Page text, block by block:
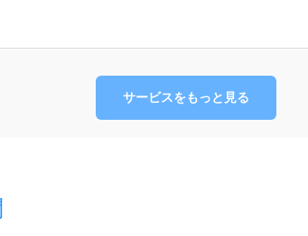
サービスをもっと見る